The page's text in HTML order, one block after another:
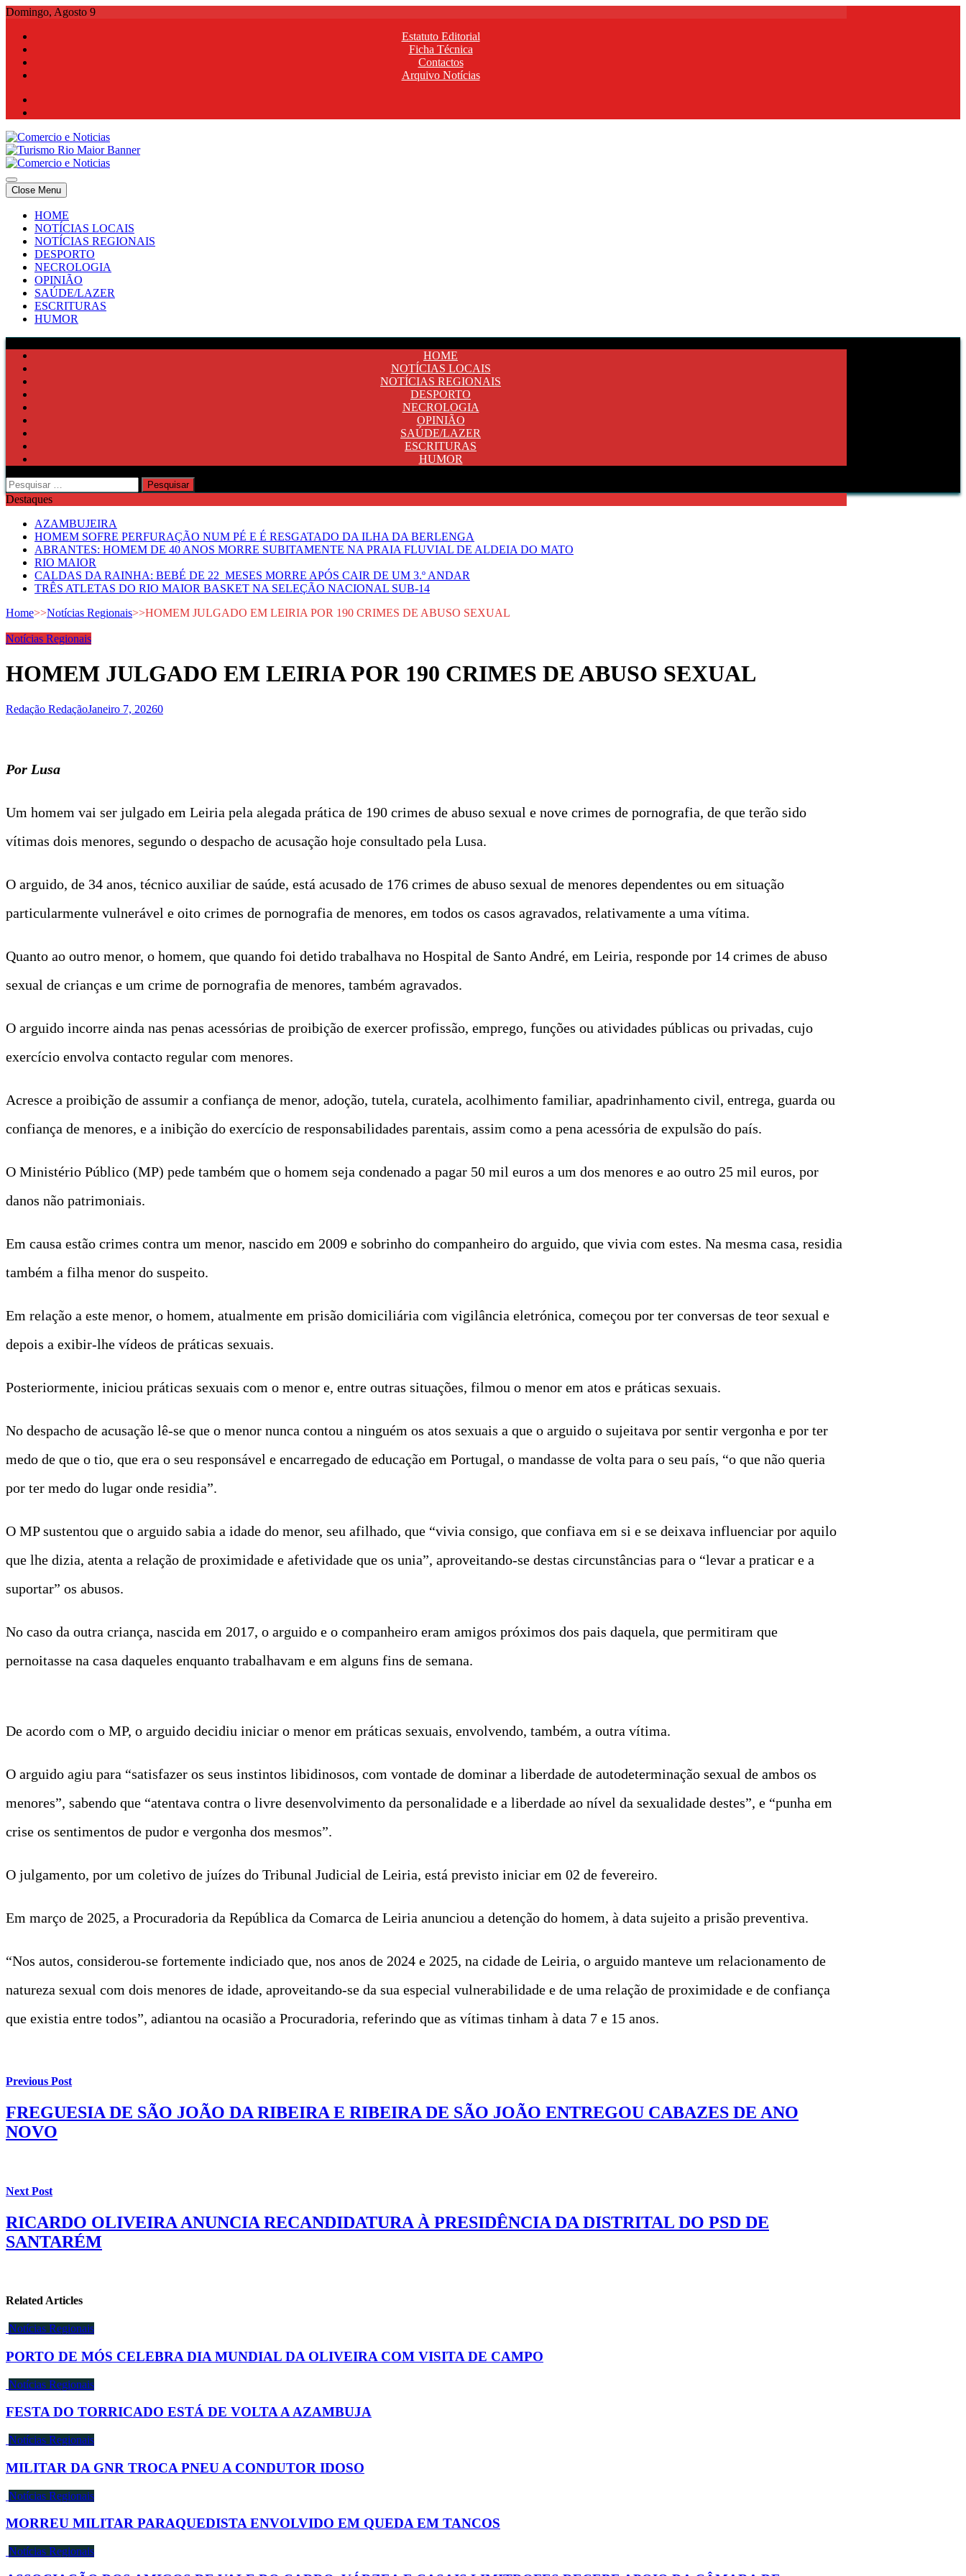
Skip
content
Domingo, Agosto 9
Estatuto Editorial
Ficha Técnica
Contactos
Arquivo Notícias
Comercio e Noticias
Notícias e Publicidade Online
Comercio e Noticias
Notícias e Publicidade Online
Close Menu
HOME
NOTÍCIAS LOCAIS
NOTÍCIAS REGIONAIS
DESPORTO
NECROLOGIA
OPINIÃO
SAÚDE/LAZER
ESCRITURAS
HUMOR
HOME
NOTÍCIAS LOCAIS
NOTÍCIAS REGIONAIS
DESPORTO
NECROLOGIA
OPINIÃO
SAÚDE/LAZER
ESCRITURAS
HUMOR
Pesquisar
por:
Destaques
AZAMBUJEIRA
HOMEM SOFRE PERFURAÇÃO NUM PÉ E É RESGATADO DA ILHA DA BERLENGA
ABRANTES: HOMEM DE 40 ANOS MORRE SUBITAMENTE NA PRAIA FLUVIAL DE ALDEIA DO MATO
RIO MAIOR
CALDAS DA RAINHA: BEBÉ DE 22 MESES MORRE APÓS CAIR DE UM 3.º ANDAR
TRÊS ATLETAS DO RIO MAIOR BASKET NA SELEÇÃO NACIONAL SUB-14
Home>>Notícias Regionais>>HOMEM JULGADO EM LEIRIA POR 190 CRIMES DE ABUSO SEXUAL
Notícias Regionais
HOMEM JULGADO EM LEIRIA POR 190 CRIMES DE ABUSO SEXUAL
Redação RedaçãoJaneiro 7, 20260
Por Lusa
Um homem vai ser julgado em Leiria pela alegada prática de 190 crimes de abuso sexual e nove crimes de pornografia, de que terão sido
vítimas dois menores, segundo o despacho de acusação hoje consultado pela Lusa.
O arguido, de 34 anos, técnico auxiliar de saúde, está acusado de 176 crimes de abuso sexual de menores dependentes ou em situação
particularmente vulnerável e oito crimes de pornografia de menores, em todos os casos agravados, relativamente a uma vítima.
Quanto ao outro menor, o homem, que quando foi detido trabalhava no Hospital de Santo André, em Leiria, responde por 14 crimes de abuso
sexual de crianças e um crime de pornografia de menores, também agravados.
O arguido incorre ainda nas penas acessórias de proibição de exercer profissão, emprego, funções ou atividades públicas ou privadas, cujo
exercício envolva contacto regular com menores.
Acresce a proibição de assumir a confiança de menor, adoção, tutela, curatela, acolhimento familiar, apadrinhamento civil, entrega, guarda ou
confiança de menores, e a inibição do exercício de responsabilidades parentais, assim como a pena acessória de expulsão do país.
O Ministério Público (MP) pede também que o homem seja condenado a pagar 50 mil euros a um dos menores e ao outro 25 mil euros, por
danos não patrimoniais.
Em causa estão crimes contra um menor, nascido em 2009 e sobrinho do companheiro do arguido, que vivia com estes. Na mesma casa, residia
também a filha menor do suspeito.
Em relação a este menor, o homem, atualmente em prisão domiciliária com vigilância eletrónica, começou por ter conversas de teor sexual e
depois a exibir-lhe vídeos de práticas sexuais.
Posteriormente, iniciou práticas sexuais com o menor e, entre outras situações, filmou o menor em atos e práticas sexuais.
No despacho de acusação lê-se que o menor nunca contou a ninguém os atos sexuais a que o arguido o sujeitava por sentir vergonha e por ter
medo de que o tio, que era o seu responsável e encarregado de educação em Portugal, o mandasse de volta para o seu país, “o que não queria
por ter medo do lugar onde residia”.
O MP sustentou que o arguido sabia a idade do menor, seu afilhado, que “vivia consigo, que confiava em si e se deixava influenciar por aquilo
que lhe dizia, atenta a relação de proximidade e afetividade que os unia”, aproveitando-se destas circunstâncias para o “levar a praticar e a
suportar” os abusos.
No caso da outra criança, nascida em 2017, o arguido e o companheiro eram amigos próximos dos pais daquela, que permitiram que
pernoitasse na casa daqueles enquanto trabalhavam e em alguns fins de semana.
De acordo com o MP, o arguido decidiu iniciar o menor em práticas sexuais, envolvendo, também, a outra vítima.
O arguido agiu para “satisfazer os seus instintos libidinosos, com vontade de dominar a liberdade de autodeterminação sexual de ambos os
menores”, sabendo que “atentava contra o livre desenvolvimento da personalidade e a liberdade ao nível da sexualidade destes”, e “punha em
crise os sentimentos de pudor e vergonha dos mesmos”.
O julgamento, por um coletivo de juízes do Tribunal Judicial de Leiria, está previsto iniciar em 02 de fevereiro.
Em março de 2025, a Procuradoria da República da Comarca de Leiria anunciou a detenção do homem, à data sujeito a prisão preventiva.
“Nos autos, considerou-se fortemente indiciado que, nos anos de 2024 e 2025, na cidade de Leiria, o arguido manteve um relacionamento de
natureza sexual com dois menores de idade, aproveitando-se da sua especial vulnerabilidade e de uma relação de proximidade e de confiança
que existia entre todos”, adiantou na ocasião a Procuradoria, referindo que as vítimas tinham à data 7 e 15 anos.
Previous Post
FREGUESIA DE SÃO JOÃO DA RIBEIRA E RIBEIRA DE SÃO JOÃO ENTREGOU CABAZES DE ANO
NOVO
Next Post
RICARDO OLIVEIRA ANUNCIA RECANDIDATURA À PRESIDÊNCIA DA DISTRITAL DO PSD DE
SANTARÉM
Related Articles
Notícias Regionais
PORTO DE MÓS CELEBRA DIA MUNDIAL DA OLIVEIRA COM VISITA DE CAMPO
Notícias Regionais
FESTA DO TORRICADO ESTÁ DE VOLTA A AZAMBUJA
Notícias Regionais
MILITAR DA GNR TROCA PNEU A CONDUTOR IDOSO
Notícias Regionais
MORREU MILITAR PARAQUEDISTA ENVOLVIDO EM QUEDA EM TANCOS
Notícias Regionais